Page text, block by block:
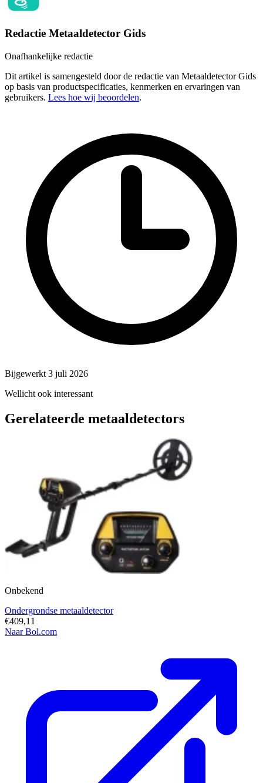
Redactie Metaaldetector Gids
Onafhankelijke redactie
Dit artikel is samengesteld door de redactie van Metaaldetector Gids
op basis van productspecificaties, kenmerken en ervaringen van
gebruikers. Lees hoe wij beoordelen.
Bijgewerkt 3 juli 2026
Wellicht ook interessant
Gerelateerde metaaldetectors
Onbekend
Ondergrondse metaaldetector
€409,11
Naar Bol.com